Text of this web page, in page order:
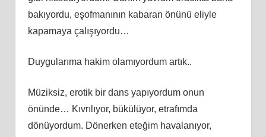
bakıyordu, eşofmanının kabaran önünü eliyle
kapamaya çalışıyordu…
Duygularıma hakim olamıyordum artık..
Müziksiz, erotik bir dans yapıyordum onun
önünde… Kıvrılıyor, bükülüyor, etrafımda
dönüyordum. Dönerken eteğim havalanıyor,